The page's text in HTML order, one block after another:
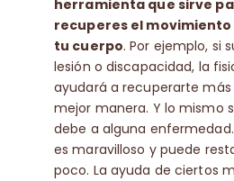
Trabaja
🛒
herramienta que sirve
recuperes el movimiento
tu cuerpo. Por ejemplo, si
lesión o discapacidad, la
ayudará a recuperarte
mejor manera. Y lo mismo
debe a alguna
es maravilloso y puede
poco. La ayuda de ciertos